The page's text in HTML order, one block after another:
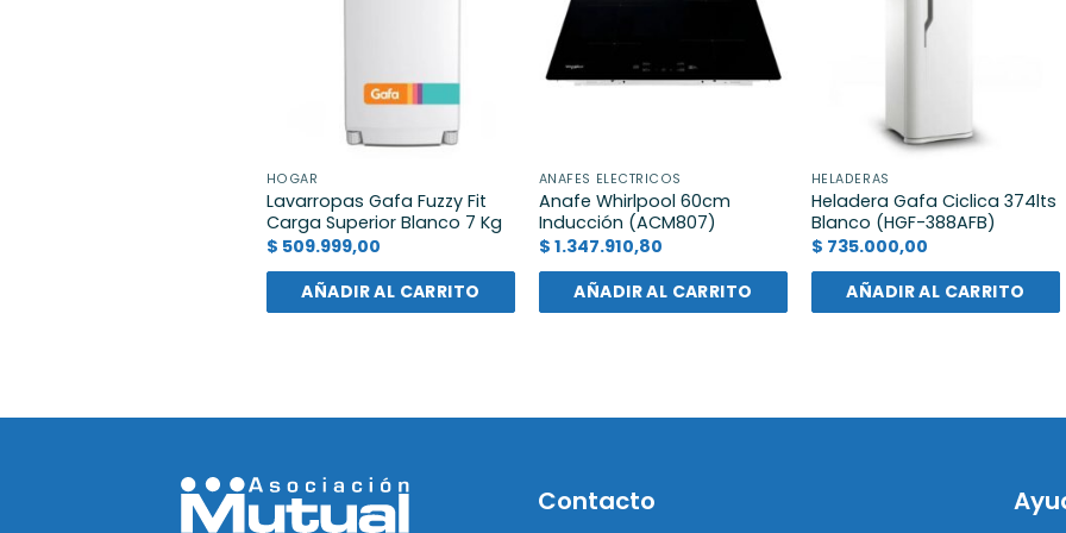
HOGAR
Lavarropas Gafa Fuzzy Fit
Carga Superior Blanco 7 Kg
$ 509.999,00
AÑADIR AL CARRITO
ANAFES ELECTRICOS
Anafe Whirlpool 60cm
Inducción (ACM807)
$ 1.347.910,80
AÑADIR AL CARRITO
HELADERAS
Heladera Gafa Ciclica 374lts
Blanco (HGF-388AFB)
$ 735.000,00
AÑADIR AL CARRITO
Contacto